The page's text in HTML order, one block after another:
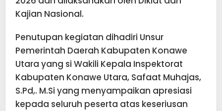
Kajian Nasional.
Penutupan kegiatan dihadiri Unsur
Pemerintah Daerah Kabupaten Konawe
Utara yang si Wakili Kepala Inspektorat
Kabupaten Konawe Utara, Safaat Muhajas,
S.Pd,. M.Si yang menyampaikan apresiasi
kepada seluruh peserta atas keseriusan